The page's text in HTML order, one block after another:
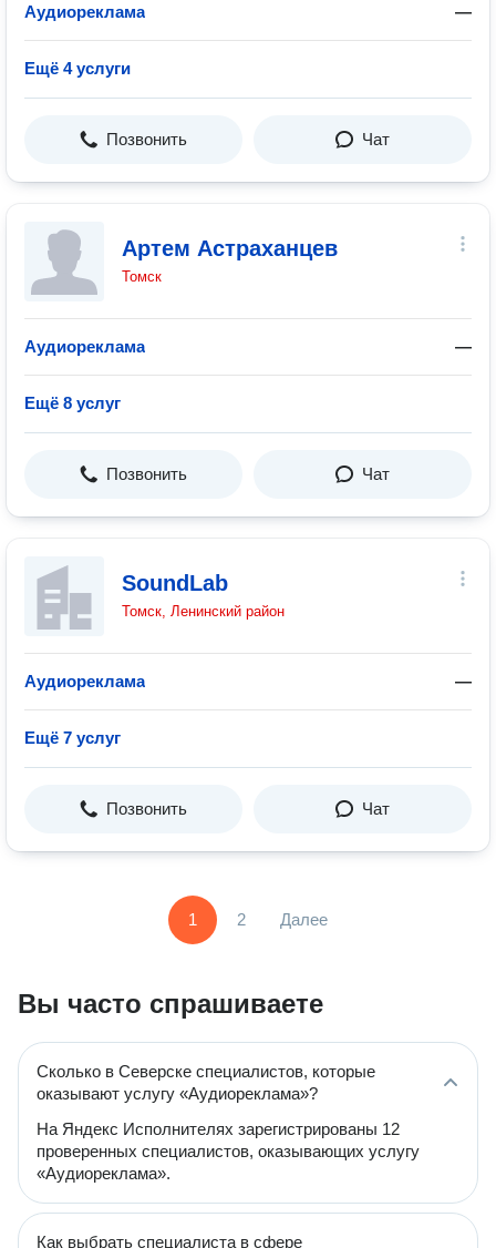
Аудиореклама —
Ещё 4 услуги
Позвонить Чат
Артем Астраханцев
Томск
Аудиореклама —
Ещё 8 услуг
Позвонить Чат
SoundLab
Томск, Ленинский район
Аудиореклама —
Ещё 7 услуг
Позвонить Чат
1 2 Далее
Вы часто спрашиваете
Сколько в Северске специалистов, которые
оказывают услугу «Аудиореклама»?
На Яндекс Исполнителях зарегистрированы 12
проверенных специалистов, оказывающих услугу
«Аудиореклама».
Как выбрать специалиста в сфере